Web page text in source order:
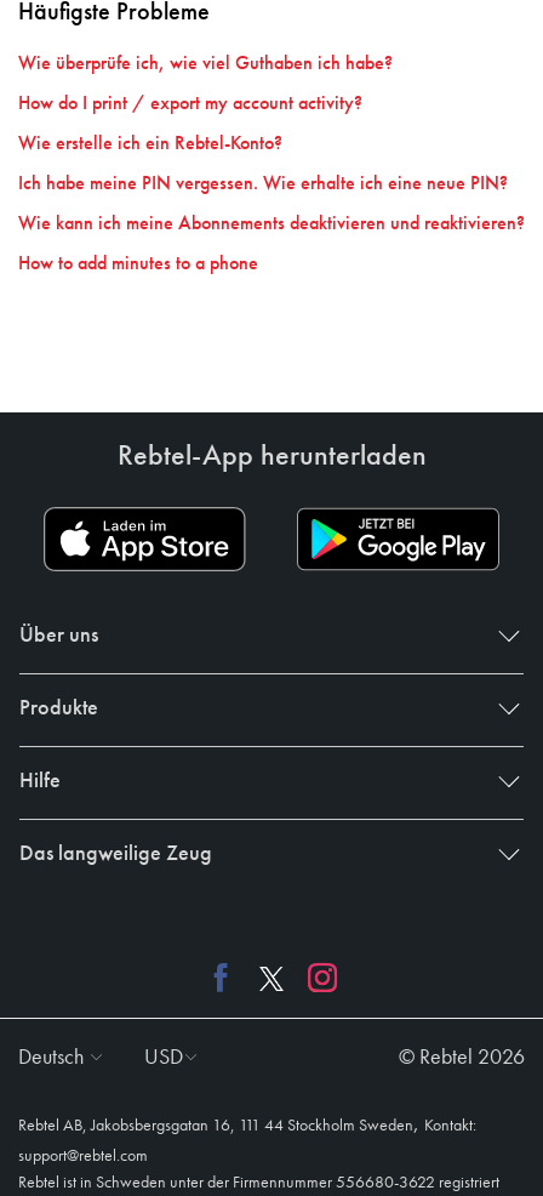
Häufigste Probleme
Wie überprüfe ich, wie viel Guthaben ich habe?
How do I print / export my account activity?
Wie erstelle ich ein Rebtel-Konto?
Ich habe meine PIN vergessen. Wie erhalte ich eine neue PIN?
Wie kann ich meine Abonnements deaktivieren und reaktivieren?
How to add minutes to a phone
Rebtel-App herunterladen
Über uns
Produkte
Hilfe
Das langweilige Zeug
Deutsch USD © Rebtel 2026
Rebtel AB, Jakobsbergsgatan 16, 111 44 Stockholm Sweden, Kontakt:
support@rebtel.com
Rebtel ist in Schweden unter der Firmennummer 556680-3622 registriert